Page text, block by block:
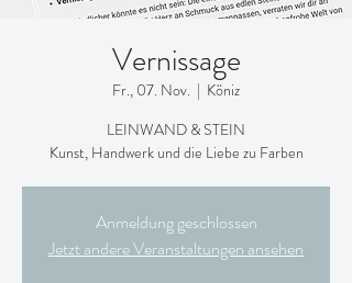
Vernissage
Fr., 07. Nov.
  |
Köniz
LEINWAND & STEIN
Kunst, Handwerk und die Liebe zu Farben
Anmeldung geschlossen
Jetzt andere Veranstaltungen ansehen